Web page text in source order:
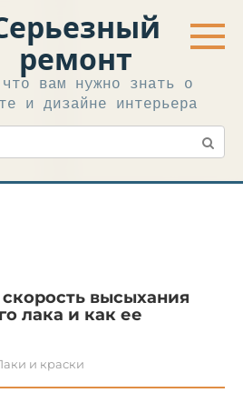
ремонт
вам нужно знать о
и дизайне интерьера
высыхания
лака и как ее
и краски